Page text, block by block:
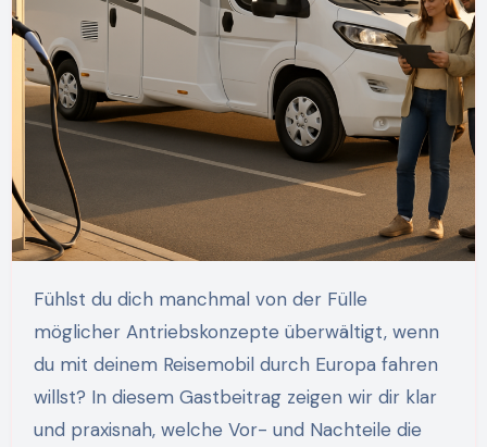
Fühlst du dich manchmal von der Fülle
möglicher Antriebskonzepte überwältigt, wenn
du mit deinem Reisemobil durch Europa fahren
willst? In diesem Gastbeitrag zeigen wir dir klar
und praxisnah, welche Vor- und Nachteile die